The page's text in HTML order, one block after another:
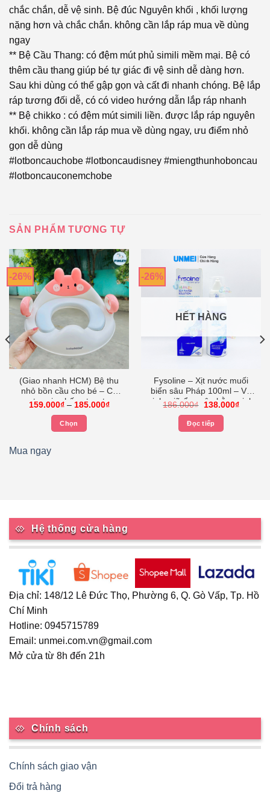
chắc chắn, dễ vệ sinh. Bệ đúc Nguyên khối , khối lượng
nặng hơn và chắc chắn. không cần lắp ráp mua về dùng
ngay
** Bệ Cầu Thang: có đệm mút phủ simili mềm mại. Bệ có
thêm cầu thang giúp bé tự giác đi vệ sinh dễ dàng hơn.
Sau khi dùng có thể gập gọn và cất đi nhanh chóng. Bệ lắp
ráp tương đối dễ, có có video hướng dẫn lắp ráp nhanh
** Bệ chikko : có đệm mút simili liền. được lắp ráp nguyên
khối. không cần lắp ráp mua về dùng ngay, ưu điểm nhỏ
gọn dễ dùng
#lotboncauchobe #lotboncaudisney #miengthunhoboncau
#lotboncauconemchobe
SẢN PHẨM TƯƠNG TỰ
-26%
(Giao nhanh HCM) Bệ thu
nhỏ bồn cầu cho bé – Có
tay vịn chống trượt
159.000₫ – 185.000₫Khoảng
Chọn
Các
tùy
chọn
thể
được
trang
sản
phẩm
Mua ngay
-26%
HẾT HÀNG
Fysoline – Xịt nước muối
biển sâu Pháp 100ml – Vệ
sinh, giữ ẩm, cân bằng sinh
186.000₫
Giá
là:
186.000₫.
138.000₫Giá
Đọc tiếp
Hệ thống cửa hàng
Địa chỉ: 148/12 Lê Đức Thọ, Phường 6, Q. Gò Vấp, Tp. Hồ
Chí Minh
Hotline: 0945715789
Email: unmei.com.vn@gmail.com
Mở cửa từ 8h đến 21h
Chính sách
Chính sách giao vận
Đổi trả hàng